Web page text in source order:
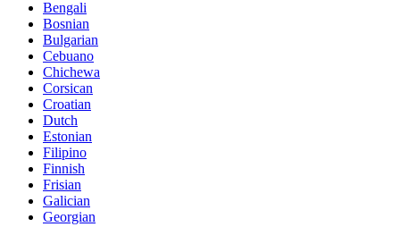
Bengali
Bosnian
Bulgarian
Cebuano
Chichewa
Corsican
Croatian
Dutch
Estonian
Filipino
Finnish
Frisian
Galician
Georgian